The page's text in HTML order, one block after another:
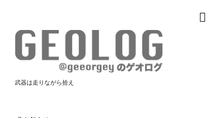
武器は走りながら拾え